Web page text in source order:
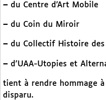
– du Centre d’Art Mobile
– du Coin du Miroir
– du Collectif Histoire des
– d’UAA-Utopies et
tient à rendre hommage
disparu.